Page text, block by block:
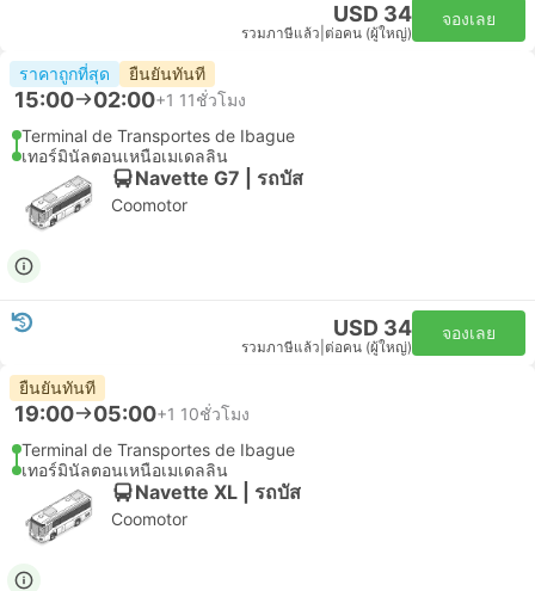
USD 34
รวมภาษีแล้ว ต่อคน (ผู้ใหญ่)
จองเลย
ราคาถูกที่สุด ยืนยันทันที
15:00 02:00+1 11ชั่วโมง
Terminal de Transportes de Ibague
เทอร์มินัลตอนเหนือเมเดลลิน
Navette G7 | รถบัส
Coomotor
USD 34
รวมภาษีแล้ว ต่อคน (ผู้ใหญ่)
จองเลย
ยืนยันทันที
19:00 05:00+1 10ชั่วโมง
Terminal de Transportes de Ibague
เทอร์มินัลตอนเหนือเมเดลลิน
Navette XL | รถบัส
Coomotor